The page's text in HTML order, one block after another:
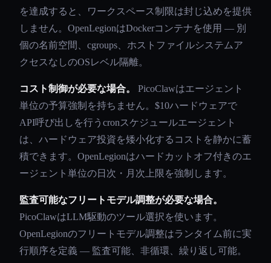
を達成すると、ワークスペース制限は封じ込めを提供
しません。OpenLegionはDockerコンテナを使用 — 別
個の名前空間、cgroups、ホストファイルシステムア
クセスなしのOSレベル隔離。
コスト制御が必要な場合。
PicoClawはエージェント
単位の予算強制を持ちません。$10ハードウェアで
API呼び出しを行うcronスケジュールエージェント
は、ハードウェア投資を矮小化するコストを静かに蓄
積できます。OpenLegionはハードカットオフ付きのエ
ージェント単位の日次・月次上限を強制します。
監査可能なフリートモデル調整が必要な場合。
PicoClawはLLM駆動のツール選択を使います。
OpenLegionのフリートモデル調整はランタイム前に実
行順序を定義 — 監査可能、非循環、繰り返し可能。